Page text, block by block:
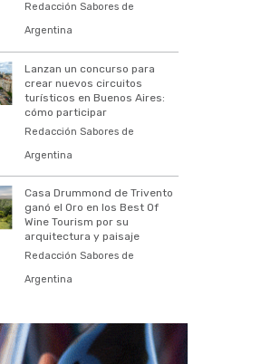
Redacción Sabores de
Argentina
Lanzan un concurso para
crear nuevos circuitos
turísticos en Buenos Aires:
cómo participar
Redacción Sabores de
Argentina
Casa Drummond de Trivento
ganó el Oro en los Best Of
Wine Tourism por su
arquitectura y paisaje
Redacción Sabores de
Argentina